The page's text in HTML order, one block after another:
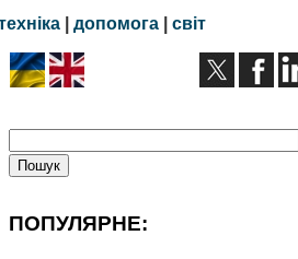
| допомога | світ
ПОПУЛЯРНЕ: